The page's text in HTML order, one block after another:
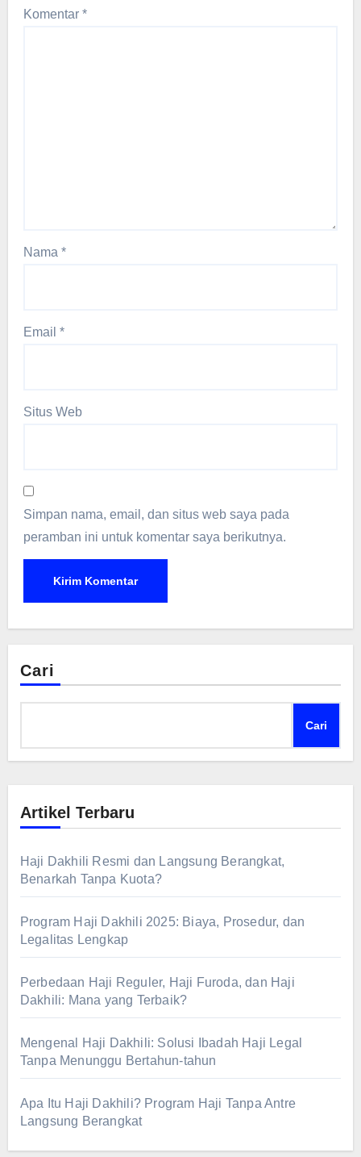
Komentar*
Nama*
Email*
Situs Web
Simpan nama, email, dan situs web saya pada
peramban ini untuk komentar saya berikutnya.
Cari
Cari
Artikel Terbaru
Haji Dakhili Resmi dan Langsung Berangkat,
Benarkah Tanpa Kuota?
Program Haji Dakhili 2025: Biaya, Prosedur, dan
Legalitas Lengkap
Perbedaan Haji Reguler, Haji Furoda, dan Haji
Dakhili: Mana yang Terbaik?
Mengenal Haji Dakhili: Solusi Ibadah Haji Legal
Tanpa Menunggu Bertahun-tahun
Apa Itu Haji Dakhili? Program Haji Tanpa Antre
Langsung Berangkat